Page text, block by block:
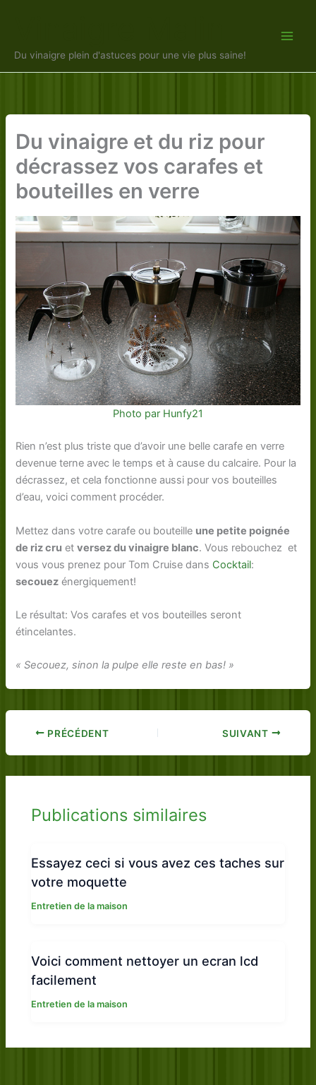
Du vinaigre plein d'astuces pour une vie plus saine!
Du vinaigre et du riz pour
décrassez vos carafes et
bouteilles en verre
Photo par Hunfy21
Rien n’est plus triste que d’avoir une belle carafe en verre
devenue terne avec le temps et à cause du calcaire. Pour la
décrassez, et cela fonctionne aussi pour vos bouteilles
d’eau, voici comment procéder.
Mettez dans votre carafe ou bouteille une petite poignée
de riz cru etversez du vinaigre blanc. Vous rebouchez et
vous vous prenez pour Tom Cruise dans Cocktail:
secouez énergiquement!
Le résultat: Vos carafes et vos bouteilles seront
étincelantes.
« Secouez, sinon la pulpe elle reste en bas! »
PRÉCÉDENT SUIVANT
Publications similaires
Essayez ceci si vous avez ces taches sur
votre moquette
Entretien de la maison
Voici comment nettoyer un ecran lcd
facilement
Entretien de la maison